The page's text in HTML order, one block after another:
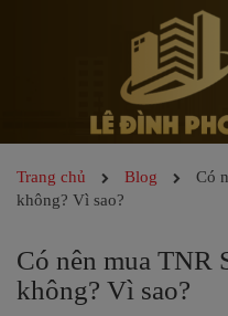
Trang chủ Blog
Có
không? Vì sao?
Có nên mua TNR
không? Vì sao?